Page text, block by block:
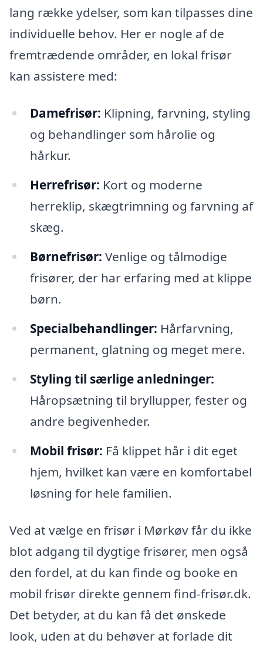
lang række ydelser, som kan tilpasses dine
individuelle behov. Her er nogle af de
fremtrædende områder, en lokal frisør
kan assistere med:
Damefrisør: Klipning, farvning, styling
og behandlinger som hårolie og
hårkur.
Herrefrisør: Kort og moderne
herreklip, skægtrimning og farvning af
skæg.
Børnefrisør: Venlige og tålmodige
frisører, der har erfaring med at klippe
børn.
Specialbehandlinger: Hårfarvning,
permanent, glatning og meget mere.
Styling til særlige anledninger:
Håropsætning til bryllupper, fester og
andre begivenheder.
Mobil frisør: Få klippet hår i dit eget
hjem, hvilket kan være en komfortabel
løsning for hele familien.
Ved at vælge en frisør i Mørkøv får du ikke
blot adgang til dygtige frisører, men også
den fordel, at du kan finde og booke en
mobil frisør direkte gennem find-frisør.dk.
Det betyder, at du kan få det ønskede
look, uden at du behøver at forlade dit